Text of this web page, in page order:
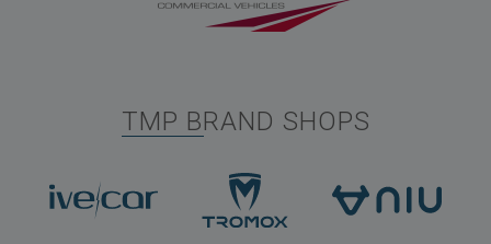
TMP BRAND SHOPS